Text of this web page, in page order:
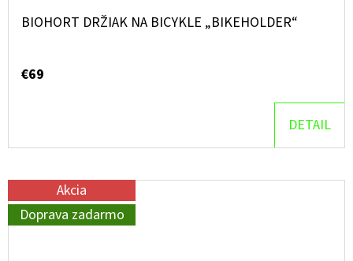
BIOHORT DRŽIAK NA BICYKLE „BIKEHOLDER“
€69
DETAIL
Akcia
Doprava zadarmo